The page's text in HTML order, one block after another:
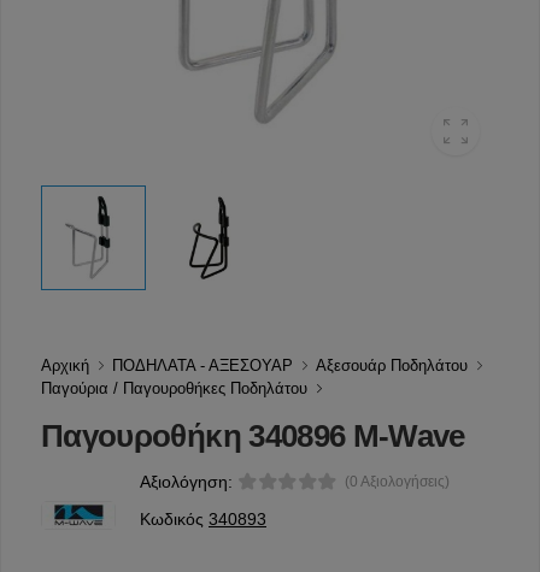
Αρχική ΠΟΔΗΛΑΤΑ - ΑΞΕΣΟΥΑΡ
Αξεσουάρ Ποδηλάτου
Παγούρια / Παγουροθήκες Ποδηλάτου
Παγουροθήκη 340896 M-Wave
Αξιολόγηση: (0 Αξιολογήσεις)
Κωδικός 340893